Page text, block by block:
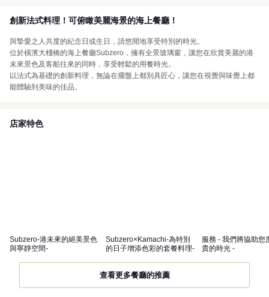
創新法式料理！可俯瞰美麗海景的海上餐廳！
與摯愛之人共度的紀念日或生日，請悠閒地享受特別的時光。
位於橫濱大棧橋的海上餐廳Subzero，擁有全景玻璃窗，讓您在欣賞美麗的港
未來景色及客船往來的同時，享受輕鬆的用餐時光。
以法式為基礎的創新料理，無論在擺盤上都別具匠心，讓您在視覺與味覺上都
能體驗到美味的佳品。
店家特色
Subzero-港未來的絕美景色
與寧靜空間-
Subzero×Kamachi-為特別
的日子增添色彩的套餐料理-
服務 - 我們將協助您
貴的時光 -
查看更多餐廳的推薦